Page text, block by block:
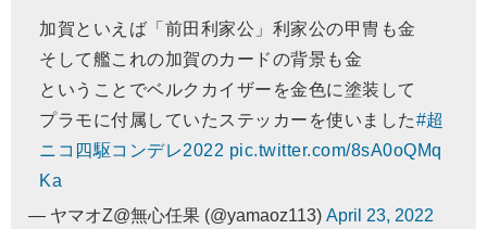
加賀といえば「前田利家公」利家公の甲冑も金
そして艦これの加賀のカードの背景も金
ということでベルクカイザーを金色に塗装して
プラモに付属していたステッカーを使いました#超
ニコ四駆コンデレ2022 pic.twitter.com/8sA0oQMq
Ka
— ヤマオZ@無心任果 (@yamaoz113) April 23, 2022